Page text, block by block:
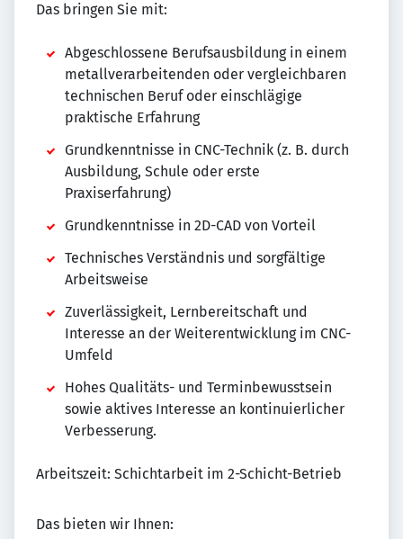
Das bringen Sie mit:
Abgeschlossene Berufsausbildung in einem
metallverarbeitenden oder vergleichbaren
technischen Beruf oder einschlägige
praktische Erfahrung
Grundkenntnisse in CNC-Technik (z. B. durch
Ausbildung, Schule oder erste
Praxiserfahrung)
Grundkenntnisse in 2D-CAD von Vorteil
Technisches Verständnis und sorgfältige
Arbeitsweise
Zuverlässigkeit, Lernbereitschaft und
Interesse an der Weiterentwicklung im CNC-
Umfeld
Hohes Qualitäts- und Terminbewusstsein
sowie aktives Interesse an kontinuierlicher
Verbesserung.
Arbeitszeit: Schichtarbeit im 2-Schicht-Betrieb
Das bieten wir Ihnen: